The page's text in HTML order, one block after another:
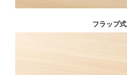
フラップ式